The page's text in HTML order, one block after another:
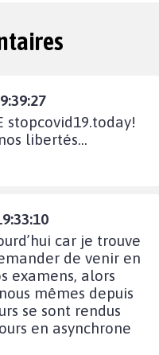
stopcovid19.today!
libertés...
car je trouve
de venir en
examens, alors
mêmes depuis
se sont rendus
en asynchrone